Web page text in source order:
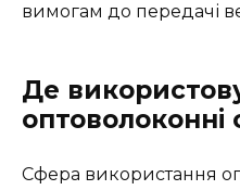
вимогам до передачі
Де
оптоволоконні
Сфера використання